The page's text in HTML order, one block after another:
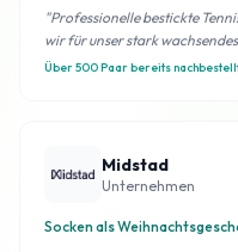
"Professionelle bestickte
wir für unser stark
Über 500 Paar bereits
Midstad
Unternehmen
Socken als